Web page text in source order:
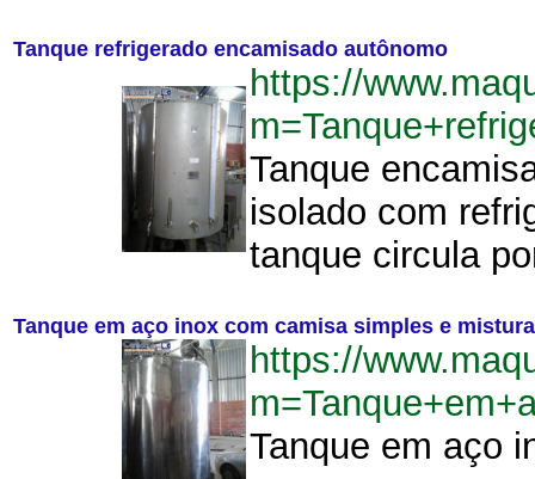
Tanque refrigerado encamisado autônomo
https://
Tanque
isolado com
tanque circula
Tanque em aço inox com camisa simples e
https://
Tanque em aço